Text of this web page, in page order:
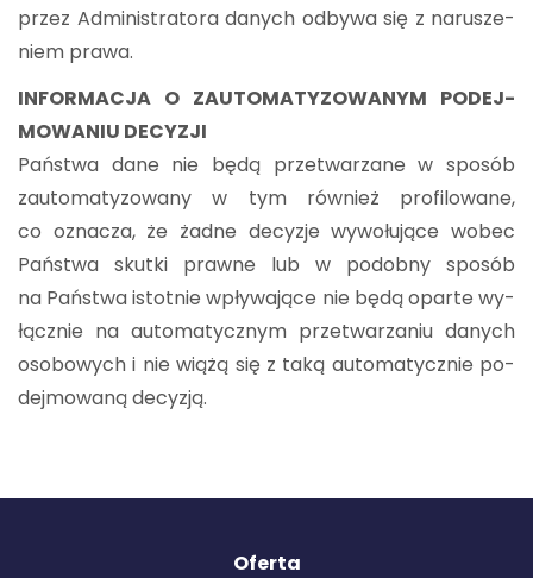
przez Ad­mi­ni­stra­to­ra da­nych od­by­wa się z na­ru­sze­
niem prawa.
IN­FOR­MA­CJA O ZAUTO­MA­TY­ZO­WA­NYM PO­DEJ­
MO­WA­NIU DE­CY­ZJI
Pań­stwa dane nie będą prze­twa­rza­ne w spo­sób
zauto­ma­ty­zo­wa­ny w tym rów­nież pro­fi­lo­wa­ne,
co ozna­cza, że żadne de­cy­zje wy­wo­łu­ją­ce wobec
Pań­stwa skut­ki praw­ne lub w po­dob­ny spo­sób
na Pań­stwa istot­nie wpły­wa­ją­ce nie będą opar­te wy­
łącz­nie na au­to­ma­tycz­nym prze­twa­rza­niu da­nych
oso­bo­wych i nie wiążą się z taką au­to­ma­tycz­nie po­
dej­mo­wa­ną de­cy­zją.
Oferta